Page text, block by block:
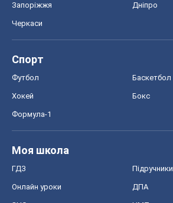
Запоріжжя Дніпро
Черкаси
Спорт
Футбол Баскетбол
Хокей Бокс
Формула-1
Моя школа
ГДЗ Підручники
Онлайн уроки ДПА